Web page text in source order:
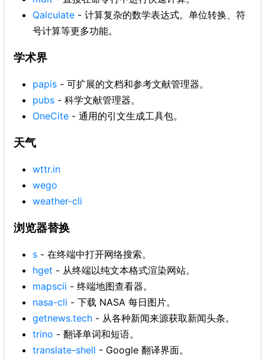
Qalculate - 计算复杂的数学表达式。单位转换、符
号计算等更多功能。
学术界
papis - 可扩展的文档和参考文献管理器。
pubs - 科学文献管理器。
OneCite - 通用的引文生成工具包。
天气
wttr.in
wego
weather-cli
浏览器替换
s - 在终端中打开网络搜索。
hget - 从终端以纯文本格式渲染网站。
mapscii - 终端地图查看器。
nasa-cli - 下载 NASA 每日图片。
getnews.tech - 从各种新闻来源获取新闻头条。
trino - 翻译单词和短语。
translate-shell - Google 翻译界面。